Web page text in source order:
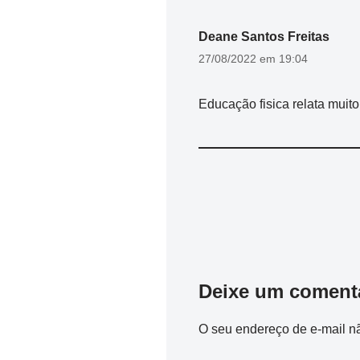
Deane Santos Freitas
27/08/2022 em 19:04
Educação fisica relata
Deixe um
O seu endereço de e-mail